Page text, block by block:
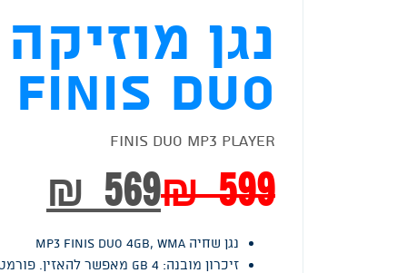
נגן
FINIS DUO
Finis Duo Mp3 Player
599
₪
569
₪
נגן שחיה MP3 FINIS DUO 4GB, WMA
זיכרון מובנה: 4 GB מאפשר להאזין. פורמט MP3 כ 1000 שירים.